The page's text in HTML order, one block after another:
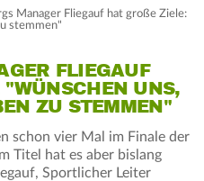
Manager Fliegauf hat große Ziele:
stemmen"
FLIEGAUF
UNS, D
ZU STEMMEN"
schon vier Mal im Finale der
Titel hat es aber bislang
Sportlicher Leiter